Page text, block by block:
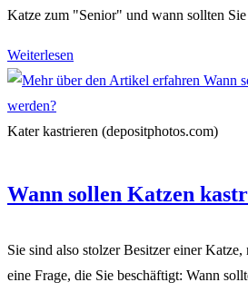
Katze zum "Senior" und wann sollten
Weiterlesen
wann
Seniorenfutter
Kater kastrieren (depositphotos.com)
Wann sollen Katzen
Sie sind also stolzer Besitzer einer
eine Frage, die Sie beschäftigt: Wann